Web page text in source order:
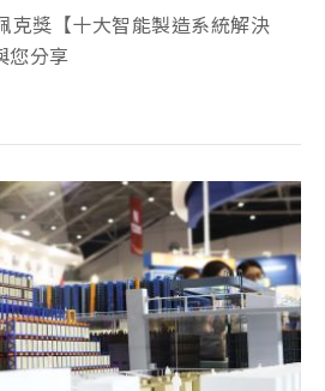
克獎【十大智能製造系統解決
您分享